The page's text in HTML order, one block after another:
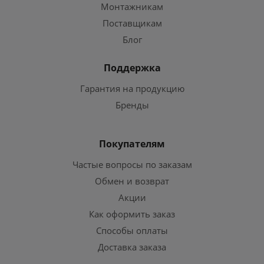
Монтажникам
Поставщикам
Блог
Поддержка
Гарантия на продукцию
Бренды
Покупателям
Частые вопросы по заказам
Обмен и возврат
Акции
Как оформить заказ
Способы оплаты
Доставка заказа